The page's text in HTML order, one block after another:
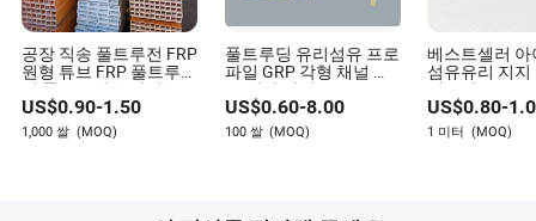
공장 직송 풀트루전 FRP
원형 튜브 FRP 풀트루전
빔 풀트루전 유리섬유
프로파일
US$0.90-1.50
1,000 쌀 (MOQ)
풀트루딩 유리섬유 프로
파일 GRP 각형 채널 튜
브 경량 절연 구조 프로
파일
US$0.60-8.00
100 쌀 (MOQ)
베스트셀러
섬유유리 지
내구성 FRP
파일 프리캐스
구성 요소용
US$0.80-
1 미터 (MOQ)